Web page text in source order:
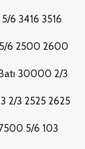
6 3416 3516
5/6 2500 2600
30000 2/3
2/3 2525 2625
5/6 103